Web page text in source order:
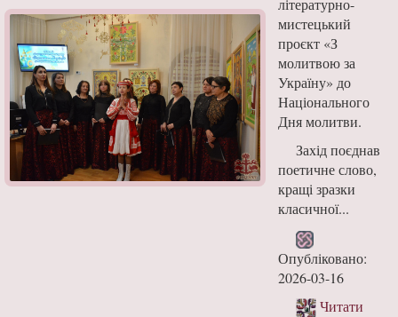
літературно-
мистецький
проєкт «З
молитвою за
Україну» до
Національного
Дня молитви.
Захід поєднав
поетичне слово,
кращі зразки
класичної...
Опубліковано:
2026-03-16
Читати